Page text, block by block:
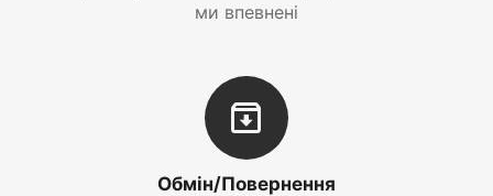
ми впевнені
Обмін/Повернення